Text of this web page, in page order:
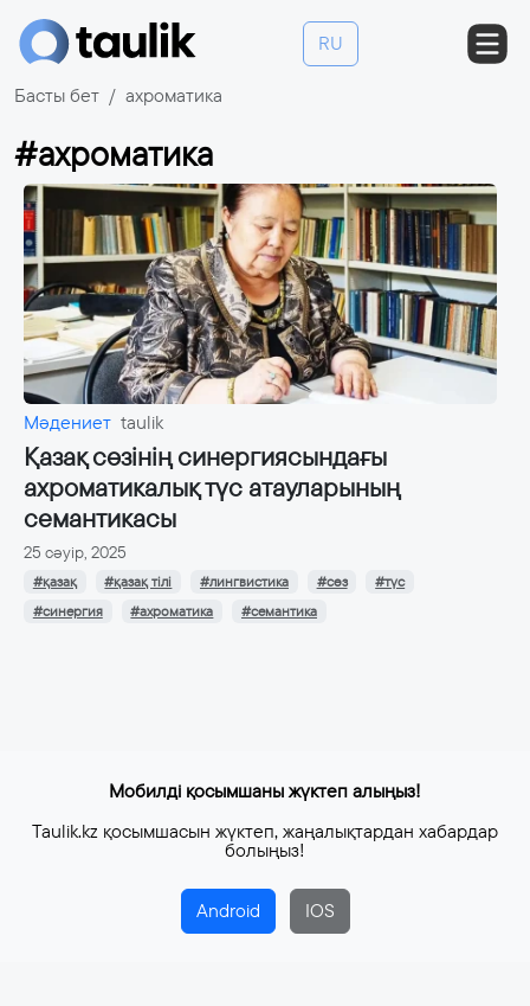
RU
Басты бет ахроматика
#ахроматика
Мәдениет taulik
Қазақ сөзінің синергиясындағы
ахроматикалық түс атауларының
семантикасы
25 сәуір, 2025
#қазақ #қазақ тілі #лингвистика #сөз
#түс
#синергия
#ахроматика #семантика
Мобилді қосымшаны жүктеп алыңыз!
Taulik.kz қосымшасын жүктеп, жаңалықтардан хабардар
болыңыз!
Android IOS